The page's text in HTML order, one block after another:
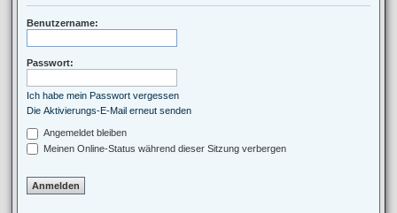
e
Benutzername:
Passwort:
Ich habe mein Passwort vergessen
Die Aktivierungs-E-Mail erneut senden
Angemeldet bleiben
Meinen Online-Status während dieser Sitzung verbergen